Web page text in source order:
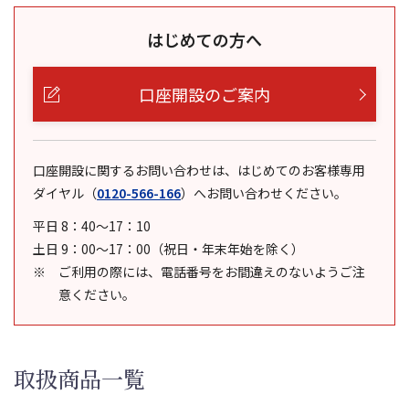
はじめての方へ
口座開設のご案内
口座開設に関するお問い合わせは、はじめてのお客様専用
ダイヤル （0120-566-166） へお問い合わせください。
平日 8：40～17：10
土日 9：00～17：00（祝日・年末年始を除く）
ご利用の際には、電話番号をお間違えのないようご注
意ください。
取扱商品一覧